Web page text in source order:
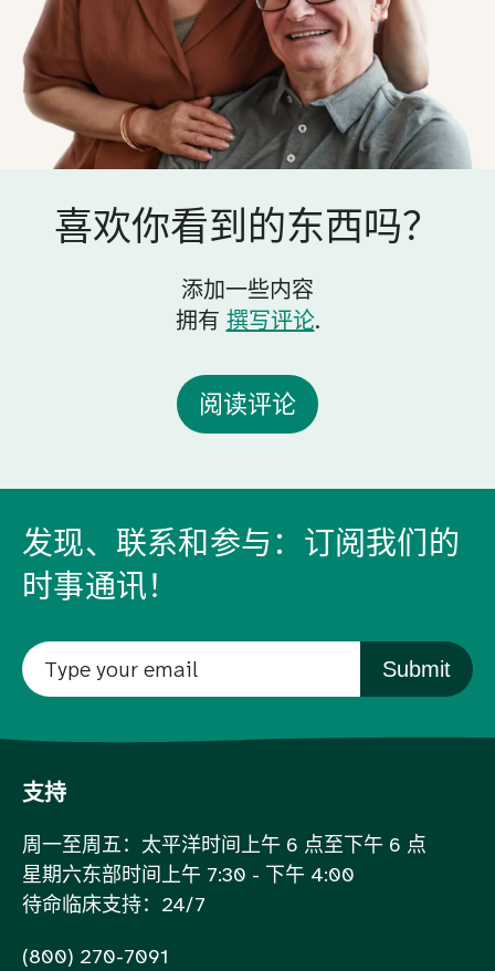
喜欢你看到的东西吗？
添加一些内容
拥有 撰写评论.
阅读评论
发现、联系和参与：订阅我们的
时事通讯！
Submit
支持
周一至周五：太平洋时间上午 6 点至下午 6 点
星期六东部时间上午 7:30 - 下午 4:00
待命临床支持：24/7
(800) 270-7091